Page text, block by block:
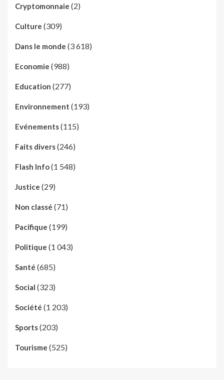
Cryptomonnaie (2)
Culture (309)
Dans le monde (3 618)
Economie (988)
Education (277)
Environnement (193)
Evénements(115)
Faits divers(246)
Flash Info(1 548)
Justice (29)
Non classé (71)
Pacifique (199)
Politique (1 043)
Santé (685)
Social (323)
Société (1 203)
Sports(203)
Tourisme (525)